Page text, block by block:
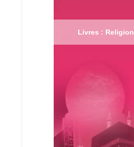
Livres : Religion